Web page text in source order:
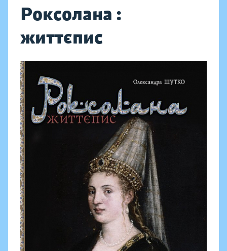
Роксолана :
життєпис